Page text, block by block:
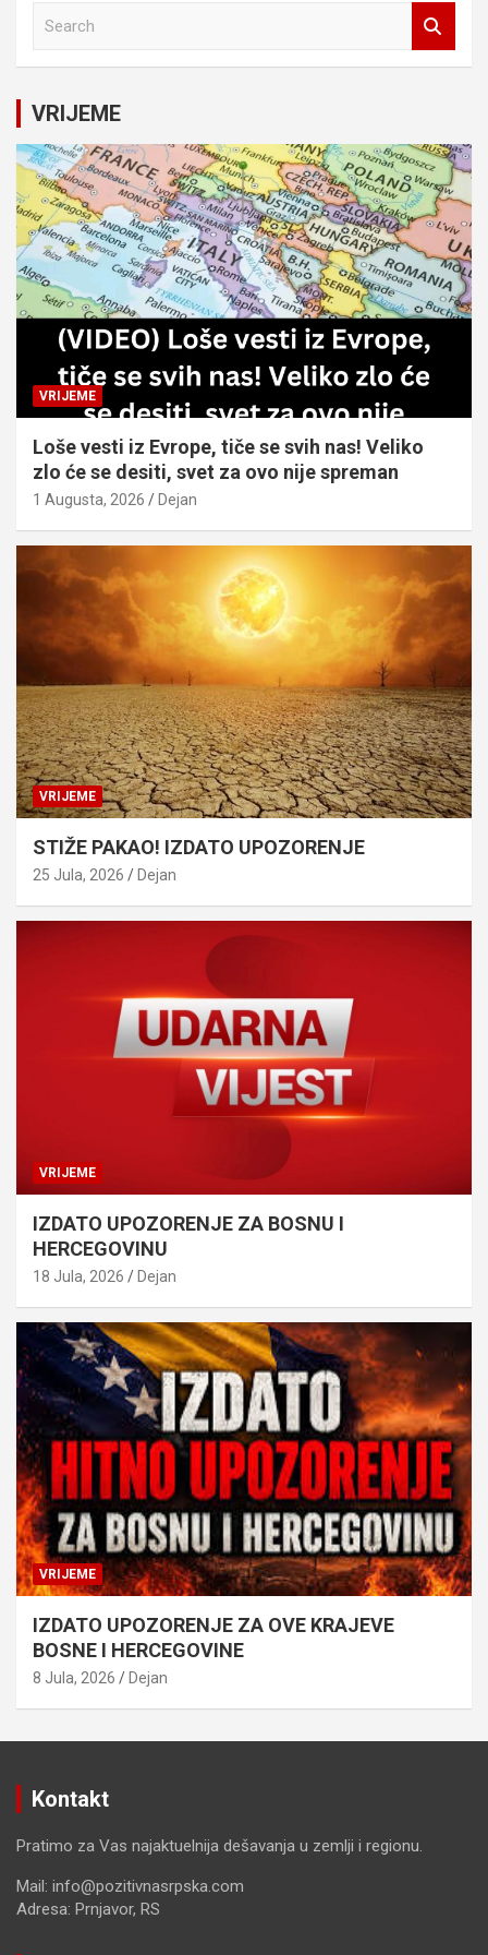
c
h
VRIJEME
VRIJEME
Loše vesti iz Evrope, tiče se svih nas! Veliko
zlo će se desiti, svet za ovo nije spreman
1 Augusta, 2026 Dejan
VRIJEME
STIŽE PAKAO! IZDATO UPOZORENJE
25 Jula, 2026 Dejan
VRIJEME
IZDATO UPOZORENJE ZA BOSNU I
HERCEGOVINU
18 Jula, 2026 Dejan
VRIJEME
IZDATO UPOZORENJE ZA OVE KRAJEVE
BOSNE I HERCEGOVINE
8 Jula, 2026 Dejan
Kontakt
Pratimo za Vas najaktuelnija dešavanja u zemlji i regionu.
Mail: info@pozitivnasrpska.com
Adresa: Prnjavor, RS